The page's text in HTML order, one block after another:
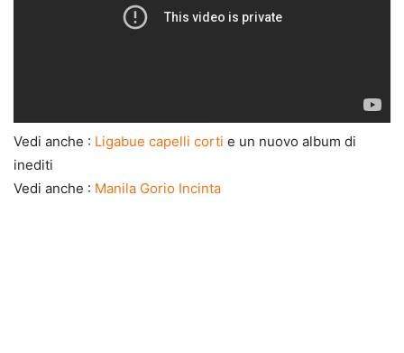
Vedi anche : Ligabue capelli corti e un nuovo album di
inediti
Vedi anche : Manila Gorio Incinta